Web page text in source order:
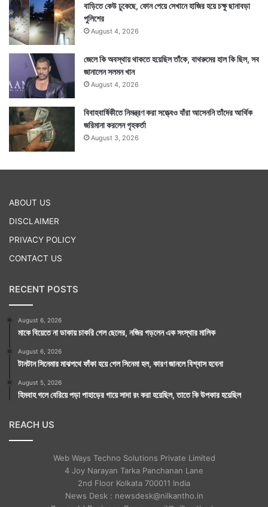
বাড়িতে কেউ ঢুকেছে, ফোন পেয়ে সেখানে হাজির হয়ে চক্ষু ছানাবড়া
পুলিশের
August 4, 2026
জেলে কি অবস্থায় থাকতে হয়েছিল তাঁকে, বাথরুমের হাল কি ছিল, সব
জানালেন সলমন খান
August 4, 2026
বিবাহবার্ষিকীতে নিমন্ত্রণ করা সত্ত্বেও যাঁরা আসেননি তাঁদের আর্থিক
জরিমানা করলেন গৃহকর্তা
August 3, 2026
ABOUT US
DISCLAIMER
PRIVACY POLICY
CONTACT US
RECENT POSTS
August 6, 2026
মাকে বিয়েতে না ডাকায় চাকরি গেল ছেলের, নজির গড়লেন এক সংস্থার মালিক
August 6, 2026
টানটান সিনেমার মাঝপথে ফাঁকা হয়ে গেল সিনেমা হল, কারণ জানলে বিশ্বাস হবেনা
August 5, 2026
হিমবাহ গলে বেরিয়ে পড়া পাহাড়ের গায়ে সাদা রং করা হয়েছিল, তাতে কি উপকার হয়েছিল
REACH US
Web Ways Techno Solutions Private Limited
4 Joy Narayan Tarka Panchanan Lane
2nd Floor Kolkata 700011 India
News Desk : newsdesk@nilkantho.in